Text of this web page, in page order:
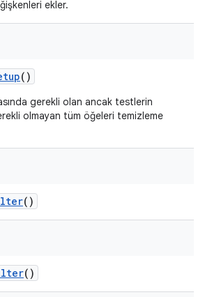
ekler.
()
gerekli olan ancak testlerin
olmayan tüm öğeleri temizleme
()
()